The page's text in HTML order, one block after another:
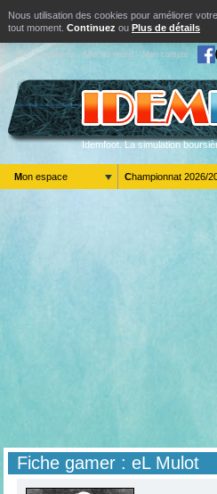
Nous utilisation des cookies pour améliorer
tout moment. Continuez ou Plus de détails
Aller au contenu Aller au menu Mon compte
Idemfoot. La simulation
Mon espace Championnat 2026/
Fiche gamer : eL Mulot